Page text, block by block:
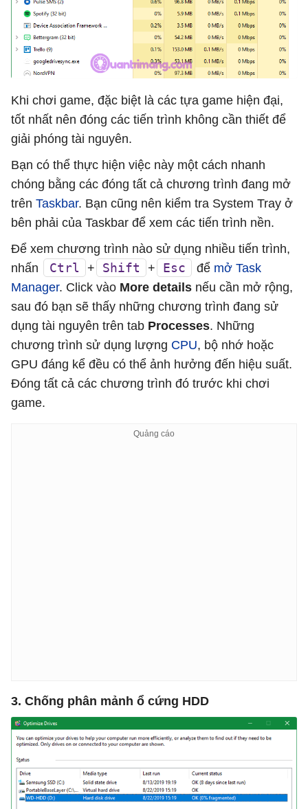
Khi chơi game, đặc biệt là các tựa game hiện đại,
tốt nhất nên đóng các tiến trình không cần thiết để
giải phóng tài nguyên.
Bạn có thể thực hiện việc này một cách nhanh
chóng bằng các đóng tất cả chương trình đang mở
trên Taskbar. Bạn cũng nên kiểm tra System Tray ở
bên phải của Taskbar để xem các tiến trình nền.
Để xem chương trình nào sử dụng nhiều tiến trình,
nhấn
Ctrl + Shift + Esc để mở Task
Manager. Click vào More details nếu cần mở rộng,
sau đó bạn sẽ thấy những chương trình đang sử
dụng tài nguyên trên tab Processes. Những
chương trình sử dụng lượng CPU, bộ nhớ hoặc
GPU đáng kể đều có thể ảnh hưởng đến hiệu suất.
Đóng tất cả các chương trình đó trước khi chơi
game.
3. Chống phân mảnh ổ cứng HDD